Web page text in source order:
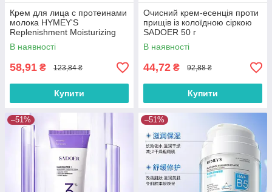
Крем для лица с протеинами
молока HYMEY'S
Replenishment Moisturizing
Milk Cream, 80 г.
В наявності
58,91 ₴ 123,84 ₴
Купити
Очисний крем-есенція проти
прищів із колоїдною сіркою
SADOER 50 г
В наявності
44,72 ₴ 92,88 ₴
Купити
–51% –51%